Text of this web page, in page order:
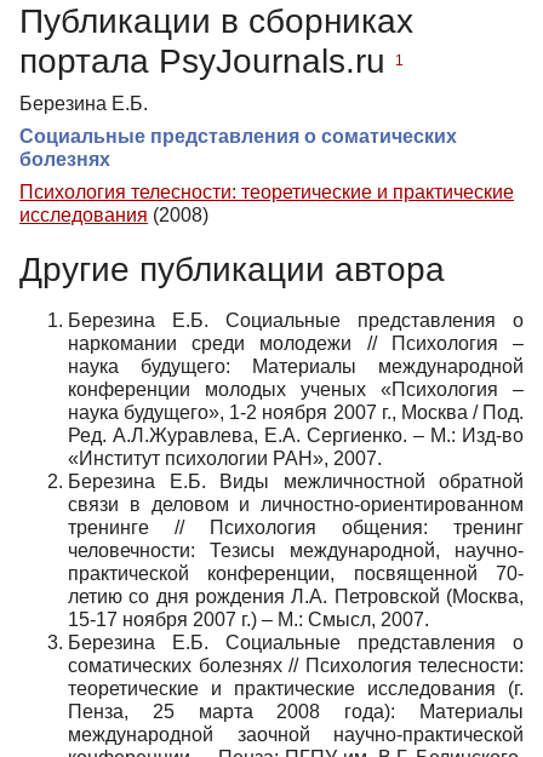
Публикации в сборниках
портала PsyJournals.ru
1
Березина Е.Б.
Социальные представления о соматических
болезнях
Психология телесности: теоретические и практические
исследования (2008)
Другие публикации автора
Березина Е.Б. Социальные представления о
наркомании среди молодежи // Психология –
наука будущего: Материалы международной
конференции молодых ученых «Психология –
наука будущего», 1-2 ноября 2007 г., Москва / Под.
Ред. А.Л.Журавлева, Е.А. Сергиенко. – М.: Изд-во
«Институт психологии РАН», 2007.
Березина Е.Б. Виды межличностной обратной
связи в деловом и личностно-ориентированном
тренинге // Психология общения: тренинг
человечности: Тезисы международной, научно-
практической конференции, посвященной 70-
летию со дня рождения Л.А. Петровской (Москва,
15-17 ноября 2007 г.) – М.: Смысл, 2007.
Березина Е.Б. Социальные представления о
соматических болезнях // Психология телесности:
теоретические и практические исследования (г.
Пенза, 25 марта 2008 года): Материалы
международной заочной научно-практической